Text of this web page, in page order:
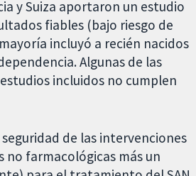
y Suiza aportaron un estudio
fiables (bajo riesgo de
incluyó a recién nacidos
Algunas de las
incluidos no cumplen
de las intervenciones
no farmacológicas más un